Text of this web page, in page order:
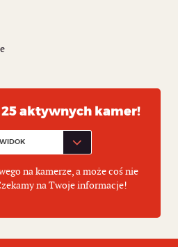
aktywnych kamer!
na kamerze, a może coś nie
na Twoje informacje!